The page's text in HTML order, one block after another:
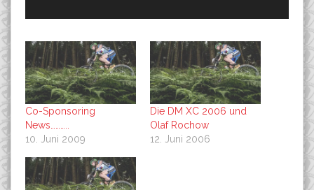
Co-Sponsoring
News………..
10. Juni 2009
Die DM XC 2006 und
Olaf Rochow
12. Juni 2006